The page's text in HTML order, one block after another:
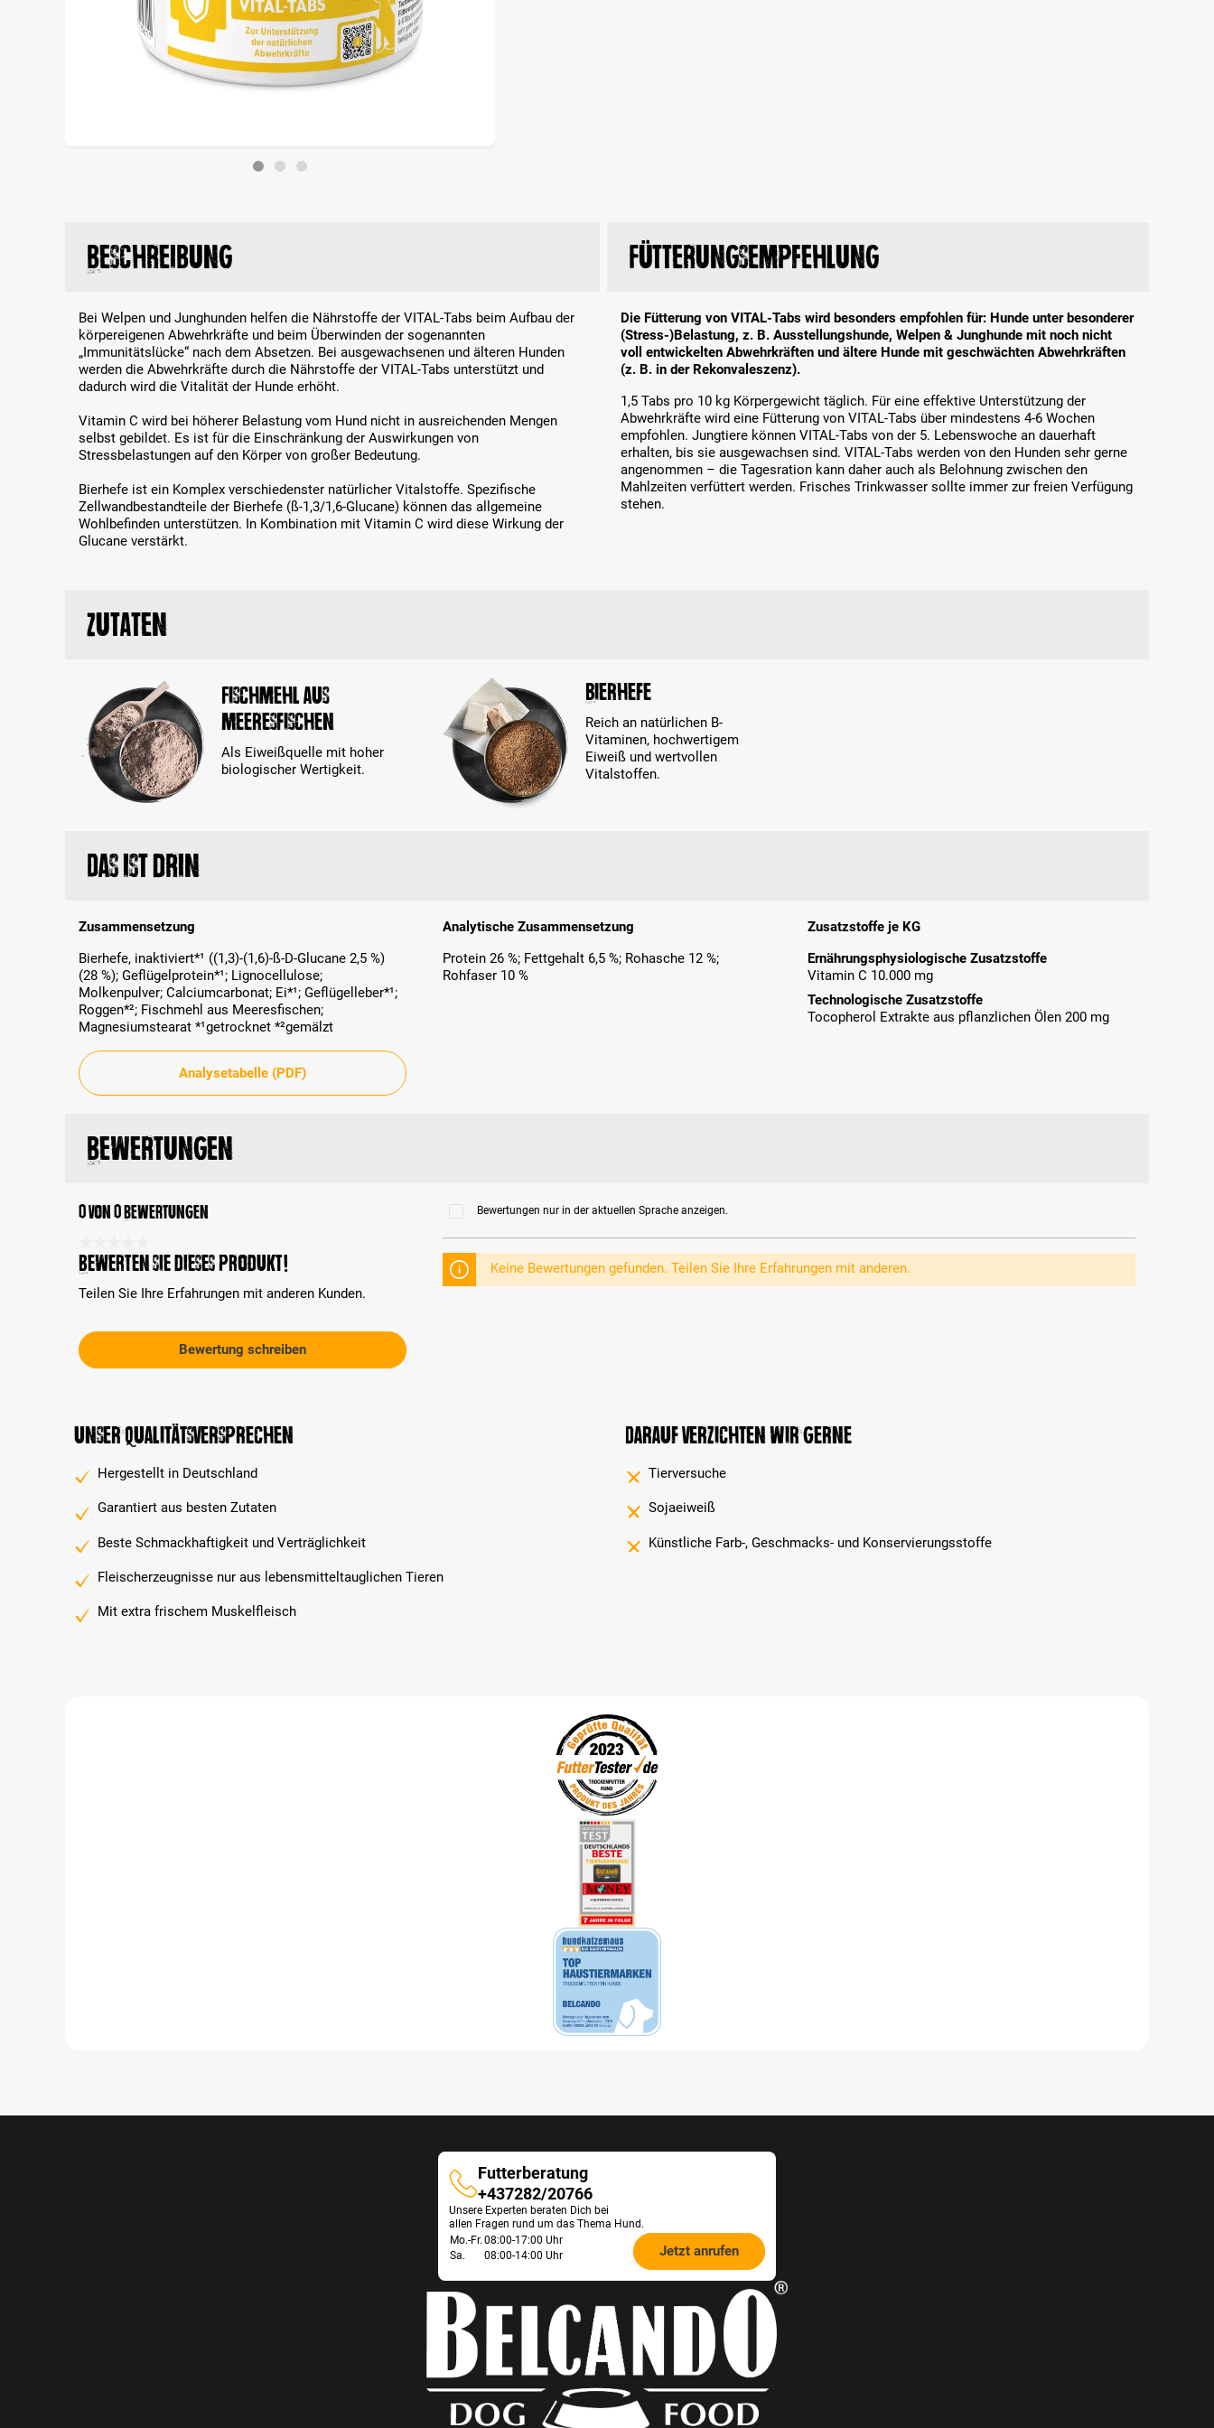
Beschreibung
Bei Welpen und Junghunden helfen die Nährstoffe der VITAL-Tabs beim Aufbau der
körpereigenen Abwehrkräfte und beim Überwinden der sogenannten
„Immunitätslücke“ nach dem Absetzen. Bei ausgewachsenen und älteren Hunden
werden die Abwehrkräfte durch die Nährstoffe der VITAL-Tabs unterstützt und
dadurch wird die Vitalität der Hunde erhöht.
Vitamin C wird bei höherer Belastung vom Hund nicht in ausreichenden Mengen
selbst gebildet. Es ist für die Einschränkung der Auswirkungen von
Stressbelastungen auf den Körper von großer Bedeutung.
Bierhefe ist ein Komplex verschiedenster natürlicher Vitalstoffe. Spezifische
Zellwandbestandteile der Bierhefe (ß-1,3/1,6-Glucane) können das allgemeine
Wohlbefinden unterstützen. In Kombination mit Vitamin C wird diese Wirkung der
Glucane verstärkt.
Zutaten
Fischmehl aus
Meeresfischen
Als Eiweißquelle mit hoher
biologischer Wertigkeit.
Bierhefe
Reich an natürlichen B-
Vitaminen, hochwertigem
Eiweiß und wertvollen
Vitalstoffen.
Fütterungsempfehlung
Die Fütterung von VITAL-Tabs wird besonders empfohlen für: Hunde unter besonderer
(Stress-)Belastung, z. B. Ausstellungshunde, Welpen & Junghunde mit noch nicht
voll entwickelten Abwehrkräften und ältere Hunde mit geschwächten Abwehrkräften
(z. B. in der Rekonvaleszenz).
1,5 Tabs pro 10 kg Körpergewicht täglich. Für eine effektive Unterstützung der
Abwehrkräfte wird eine Fütterung von VITAL-Tabs über mindestens 4-6 Wochen
empfohlen. Jungtiere können VITAL-Tabs von der 5. Lebenswoche an dauerhaft
erhalten, bis sie ausgewachsen sind. VITAL-Tabs werden von den Hunden sehr gerne
angenommen – die Tagesration kann daher auch als Belohnung zwischen den
Mahlzeiten verfüttert werden. Frisches Trinkwasser sollte immer zur freien Verfügung
stehen.
Das ist drin
Zusammensetzung
Bierhefe, inaktiviert*¹ ((1,3)-(1,6)-ß-D-Glucane 2,5 %)
(28 %); Geflügelprotein*¹; Lignocellulose;
Molkenpulver; Calciumcarbonat; Ei*¹; Geflügelleber*¹;
Roggen*²; Fischmehl aus Meeresfischen;
Magnesiumstearat *¹getrocknet *²gemälzt
Analytische Zusammensetzung
Protein 26 %; Fettgehalt 6,5 %; Rohasche 12 %;
Rohfaser 10 %
Zusatzstoffe je KG
Ernährungsphysiologische Zusatzstoffe
Vitamin C 10.000 mg
Technologische Zusatzstoffe
Tocopherol Extrakte aus pflanzlichen Ölen 200 mg
Analysetabelle (PDF)
Bewertungen
0 von 0 Bewertungen
Durchschnittliche Bewertung 0 von 5 Sternen
Bewerten Sie dieses Produkt!
Teilen Sie Ihre Erfahrungen mit anderen Kunden.
Bewertung schreiben
Bewertungen nur in der aktuellen Sprache anzeigen.
Keine Bewertungen gefunden. Teilen Sie Ihre Erfahrungen mit anderen.
Unser Qualitätsversprechen
Hergestellt in Deutschland
Garantiert aus besten Zutaten
Beste Schmackhaftigkeit und Verträglichkeit
Fleischerzeugnisse nur aus lebensmitteltauglichen Tieren
Mit extra frischem Muskelfleisch
Darauf verzichten wir gerne
Tierversuche
Sojaeiweiß
Künstliche Farb-, Geschmacks- und Konservierungsstoffe
Futterberatung
Futterberatung
+437282/20766
Unsere Experten beraten Dich bei
allen Fragen rund um das Thema Hund.
Öffnungszeiten
Mo.-Fr. 08:00-17:00 Uhr
Sa.
08:00-14:00 Uhr Jetzt anrufen